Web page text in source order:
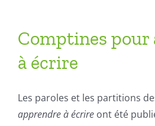
Comptines pour
à écrire
Les paroles et les partitions
apprendre à écrire ont été